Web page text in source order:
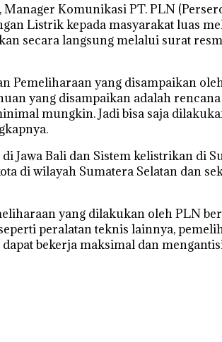
Komunikasi PT. PLN
Listrik kepada masyarakat luas
secara langsung melalui surat
Pemeliharaan yang disampaikan
yang disampaikan adalah
mungkin. Jadi bisa saja
Jawa Bali dan Sistem kelistrikan di
di wilayah Sumatera Selatan dan
yang dilakukan oleh PLN
peralatan teknis lainnya,
bekerja maksimal dan